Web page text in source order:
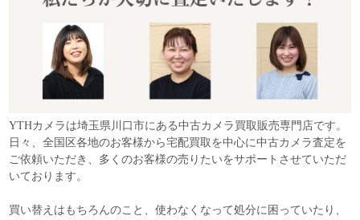
YTHカメラは埼玉県川口市にある中古カメラ買取販売専門店です。
日々、全国区各地のお客様から宅配買取を中心に中古カメラ査定を
ご依頼いただき、多くのお客様の売りたいをサポートさせていただ
いております。
買い替えはもちろんのこと、使わなくなって処分に困っていたり、